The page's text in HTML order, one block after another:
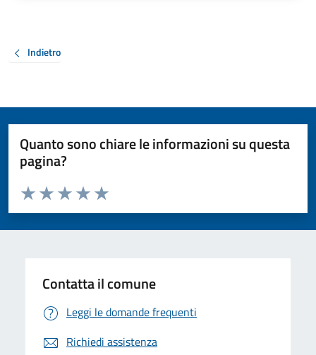
Indietro
Quanto sono chiare le informazioni su questa
pagina?
Valuta da 1 a 5 stelle la pagina
Valuta 5 stelle su 5
Valuta 4 stelle su 5
Valuta 3 stelle su 5
Valuta 2 stelle su 5
Valuta 1 stelle su 5
Contatta il comune
Leggi le domande frequenti
Richiedi assistenza